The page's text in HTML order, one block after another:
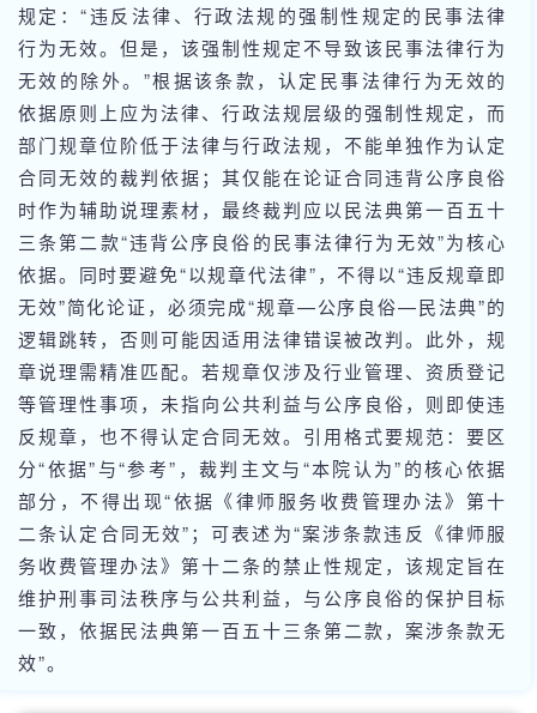
规定：“违反法律、行政法规的强制性规定的民事法律
行为无效。但是，该强制性规定不导致该民事法律行为
无效的除外。”根据该条款，认定民事法律行为无效的
依据原则上应为法律、行政法规层级的强制性规定，而
部门规章位阶低于法律与行政法规，不能单独作为认定
合同无效的裁判依据；其仅能在论证合同违背公序良俗
时作为辅助说理素材，最终裁判应以民法典第一百五十
三条第二款“违背公序良俗的民事法律行为无效”为核心
依据。同时要避免“以规章代法律”，不得以“违反规章即
无效”简化论证，必须完成“规章—公序良俗—民法典”的
逻辑跳转，否则可能因适用法律错误被改判。此外，规
章说理需精准匹配。若规章仅涉及行业管理、资质登记
等管理性事项，未指向公共利益与公序良俗，则即使违
反规章，也不得认定合同无效。引用格式要规范：要区
分“依据”与“参考”，裁判主文与“本院认为”的核心依据
部分，不得出现“依据《律师服务收费管理办法》第十
二条认定合同无效”；可表述为“案涉条款违反《律师服
务收费管理办法》第十二条的禁止性规定，该规定旨在
维护刑事司法秩序与公共利益，与公序良俗的保护目标
一致，依据民法典第一百五十三条第二款，案涉条款无
效”。